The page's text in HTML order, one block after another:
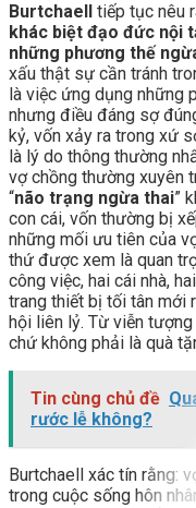
Burtchaell tiếp tục nêu
khác biệt đạo đức nội
những phương thế
xấu thật sự cần tránh
là việc ứng dụng những
nhưng điều đáng sợ
kỷ, vốn xảy ra trong xứ
là lý do thông thường
vợ chồng thường xuyên
“não trạng ngừa thai”
con cái, vốn thường bị
những mối ưu tiên của
thứ được xem là quan
công việc, hai cái nhà,
trang thiết bị tối tân mới
hội liên lỷ. Từ viễn
chứ không phải là quà
Tin cùng chủ đề
rước lễ không?
Burtchaell xác tín rằng:
trong cuộc sống hôn